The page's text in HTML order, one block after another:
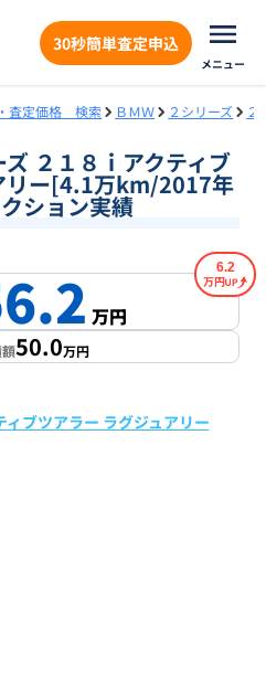
30秒簡単査定申込
メニュー
査定価格 検索 ＢＭＷ ２シリーズ ２
２１８ｉアクティブ
リー[4.1万km/2017年
ション実績
万円
6.2
万円
50.0万円
ィブツアラー ラグジュアリー